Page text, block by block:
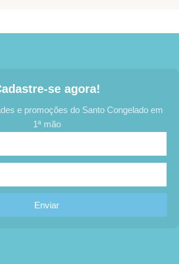
se agora!
e promoções do Santo Congelado em
1ª mão
Enviar